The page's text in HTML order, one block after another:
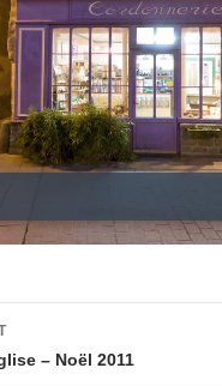
– Noël 2011